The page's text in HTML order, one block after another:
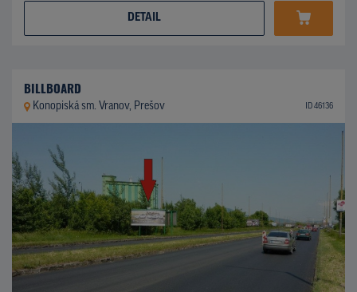
DETAIL
BILLBOARD
Konopiská sm. Vranov, Prešov ID 46136